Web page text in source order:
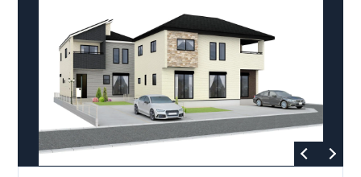
TEL:0120-347-215